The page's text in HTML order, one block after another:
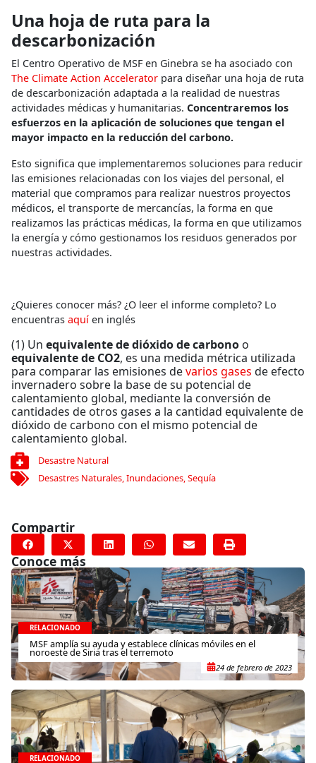
Una hoja de ruta para la
descarbonización
El Centro Operativo de MSF en Ginebra se ha asociado con
The Climate Action Accelerator para diseñar una hoja de ruta
de descarbonización adaptada a la realidad de nuestras
actividades médicas y humanitarias. Concentraremos los
esfuerzos en la aplicación de soluciones que tengan el
mayor impacto en la reducción del carbono.
Esto significa que implementaremos soluciones para reducir
las emisiones relacionadas con los viajes del personal, el
material que compramos para realizar nuestros proyectos
médicos, el transporte de mercancías, la forma en que
realizamos las prácticas médicas, la forma en que utilizamos
la energía y cómo gestionamos los residuos generados por
nuestras actividades.
¿Quieres conocer más? ¿O leer el informe completo? Lo
encuentras aquí en inglés
(1) Un equivalente de dióxido de carbono o
equivalente de CO2, es una medida métrica utilizada
para comparar las emisiones devarios gases de efecto
invernadero sobre la base de su potencial de
calentamiento global, mediante la conversión de
cantidades de otros gases a la cantidad equivalente de
dióxido de carbono con el mismo potencial de
calentamiento global.
Desastre Natural
Desastres Naturales,Inundaciones,Sequía
Compartir
Conoce más
RELACIONADO
MSF amplía su ayuda y establece clínicas móviles en el
noroeste de Siria tras el terremoto
24 de febrero de 2023
RELACIONADO